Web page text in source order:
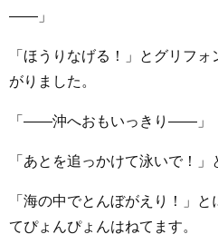
――」
「ほうりなげる！」とグリフ
がりました。
「――沖へおもいっきり――」
「あとを追っかけて泳いで！」
「海の中でとんぼがえり！」
てぴょんぴょんはねてます。